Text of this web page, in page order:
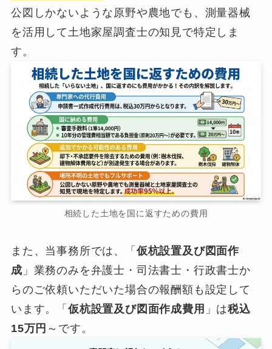
公図しかないような原野や農地でも、測量器械
を活用して土地家屋調査士の知見で特定しま
す。
相続した土地を国に返すための費用
また、当事務所では、「 仮杭設置及び図面作
成 」業務のみを弁護士・司法書士・行政書士か
らのご依頼いただいた場合の報酬額も設定して
います。「 仮杭設置及び図面作成費用 」は税込
15万円 ～です。